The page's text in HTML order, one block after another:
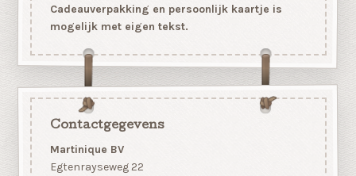
Cadeauverpakking en persoonlijk kaartje is
mogelijk met eigen tekst.
Contactgegevens
Martinique BV
Egtenrayseweg 22